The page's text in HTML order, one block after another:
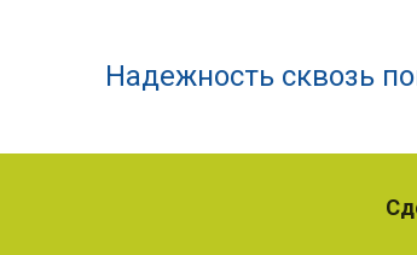
Надежность сквозь